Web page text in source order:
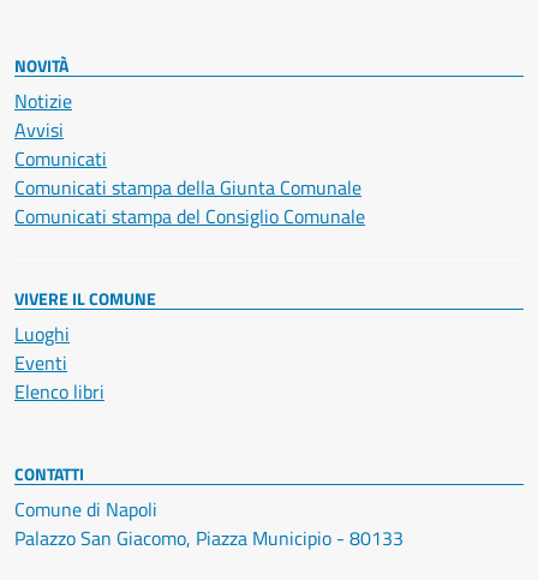
NOVITÀ
Notizie
Avvisi
Comunicati
Comunicati stampa della Giunta Comunale
Comunicati stampa del Consiglio Comunale
VIVERE IL COMUNE
Luoghi
Eventi
Elenco libri
CONTATTI
Comune di Napoli
Palazzo San Giacomo, Piazza Municipio - 80133